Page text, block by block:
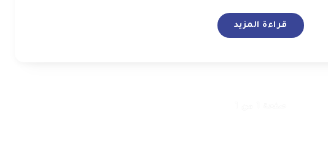
قراءة المزيد